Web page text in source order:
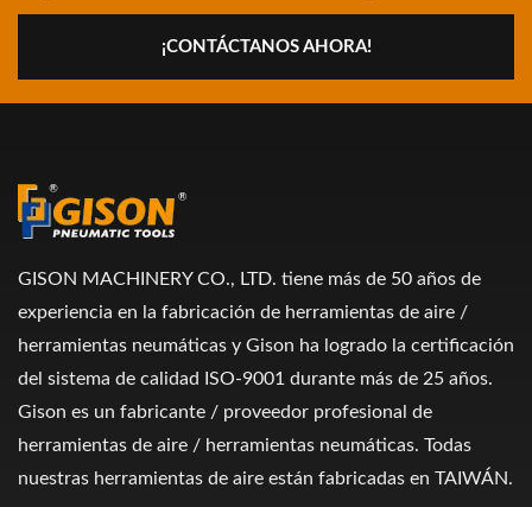
¡CONTÁCTANOS AHORA!
GISON MACHINERY CO., LTD. tiene más de 50 años de
experiencia en la fabricación de herramientas de aire /
herramientas neumáticas y Gison ha logrado la certificación
del sistema de calidad ISO-9001 durante más de 25 años.
Gison es un fabricante / proveedor profesional de
herramientas de aire / herramientas neumáticas. Todas
nuestras herramientas de aire están fabricadas en TAIWÁN.